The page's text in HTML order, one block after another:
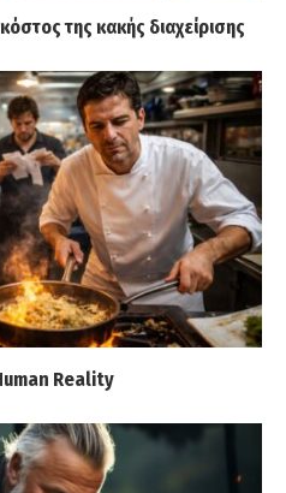
της κακής διαχείρισης
Reality